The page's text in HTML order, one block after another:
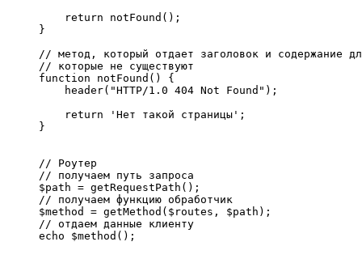
    return notFound();
}
// метод, который отдает заголовок и содержание
// которые не существуют
function notFound() {
    header("HTTP/1.0 404 Not Found");
    return 'Нет такой страницы';
}
// Роутер
// получаем путь запроса
$path = getRequestPath();
// получаем функцию обработчик
$method = getMethod($routes, $path);
// отдаем данные клиенту
echo $method();